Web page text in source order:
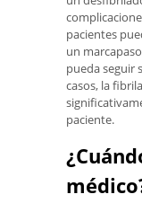
pacientes
un
pueda seguir
casos, la
paciente.